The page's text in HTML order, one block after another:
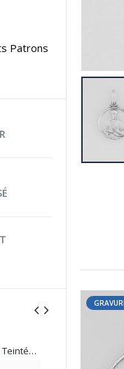
Patrons
6 Bougies Teintées Masse Couleur Blanche